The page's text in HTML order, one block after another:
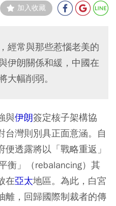
加入收藏
經常與那些惹惱老美的
伊朗關係和緩，中國在
大幅削弱。
與伊朗簽定核子架構協
台灣則別具正面意涵。自
便透露將以「戰略重返」
衡」（rebalancing）其
在亞太地區。為此，白宮
離，回歸國際制裁者的傳